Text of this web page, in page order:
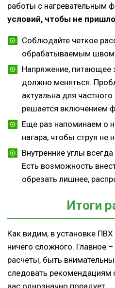
работы с нагревательным
условий, чтобы не
Соблюдайте четкое
обрабатываемым швом
Напряжение, питающее
должно меняться.
актуальна для
решается включением
Еще раз напоминаем о
нагара, чтобы струя не
Внутренние углы
Есть возможность
обрезать лишнее,
Итоги
Как видим, в установке
ничего сложного. Главное
расчеты, быть
следовать рекомендациям
вас однозначно порадует.